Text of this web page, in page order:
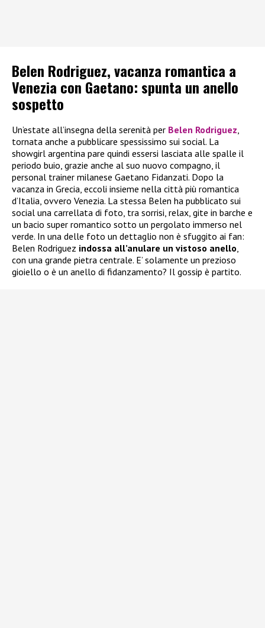
Belen Rodriguez, vacanza romantica a
Venezia con Gaetano: spunta un anello
sospetto
Un’estate all’insegna della serenità per Belen Rodriguez,
tornata anche a pubblicare spessissimo sui social. La
showgirl argentina pare quindi essersi lasciata alle spalle il
periodo buio, grazie anche al suo nuovo compagno, il
personal trainer milanese Gaetano Fidanzati. Dopo la
vacanza in Grecia, eccoli insieme nella città più romantica
d’Italia, ovvero Venezia. La stessa Belen ha pubblicato sui
social una carrellata di foto, tra sorrisi, relax, gite in barche e
un bacio super romantico sotto un pergolato immerso nel
verde. In una delle foto un dettaglio non è sfuggito ai fan:
Belen Rodriguez indossa all’anulare un vistoso anello,
con una grande pietra centrale. E’ solamente un prezioso
gioiello o è un anello di fidanzamento? Il gossip è partito.